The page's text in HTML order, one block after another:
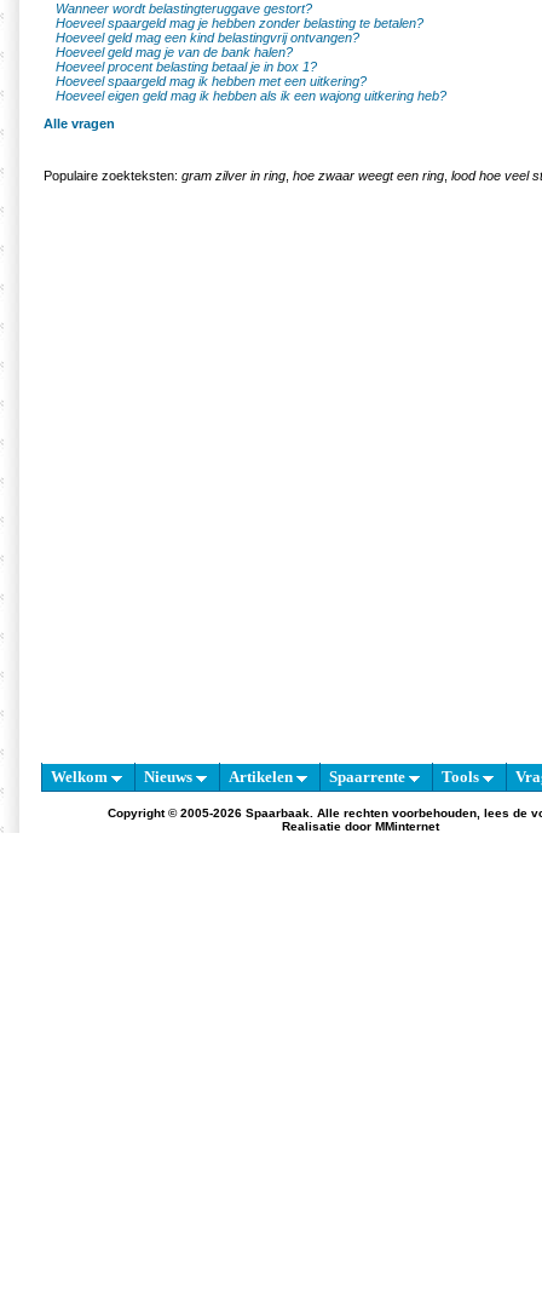
Wanneer wordt belastingteruggave gestort?
Hoeveel spaargeld mag je hebben zonder belasting te betalen?
Hoeveel geld mag een kind belastingvrij ontvangen?
Hoeveel geld mag je van de bank halen?
Hoeveel procent belasting betaal je in box 1?
Hoeveel spaargeld mag ik hebben met een uitkering?
Hoeveel eigen geld mag ik hebben als ik een wajong uitkering heb?
Alle vragen
Populaire zoekteksten: gram zilver in ring hoe zwaar weegt een ring lood hoe veel
Welkom Nieuws Artikelen Spaarrente Tools
Copyright © 2005-2026 Spaarbaak. Alle rechten voorbehouden, lees de
Realisatie door MMinternet